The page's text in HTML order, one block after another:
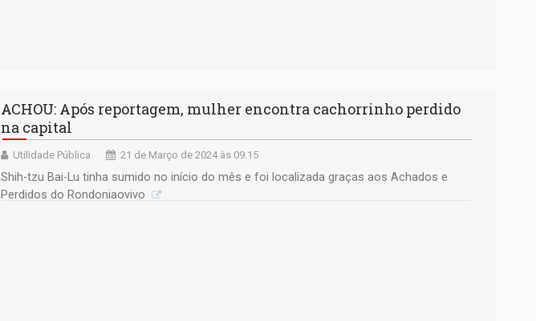
ACHOU: Após reportagem, mulher encontra cachorrinho perdido
na capital
Utilidade Pública 21 de Março de 2024 às 09:15
Shih-tzu Bai-Lu tinha sumido no início do mês e foi localizada graças aos Achados e
Perdidos do Rondoniaovivo